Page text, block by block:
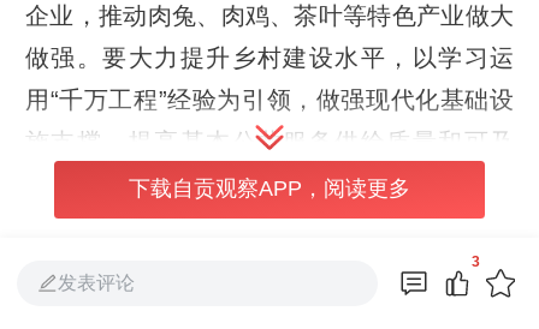
企业，推动肉兔、肉鸡、茶叶等特色产业做大
做强。要大力提升乡村建设水平，以学习运
用“千万工程”经验为引领，做强现代化基础设
施支撑，提高基本公共服务供给质量和可及
性，加快建设宜居宜业和美乡村。要大力提升
农民收入水平，深入实施农民收入倍增行动，
促进农村劳动力充分就业，千方百计拓宽农民
下载自贡观察APP，阅读更多
发表评论
3